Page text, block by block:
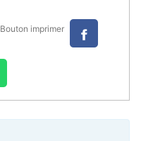
Bouton imprimer